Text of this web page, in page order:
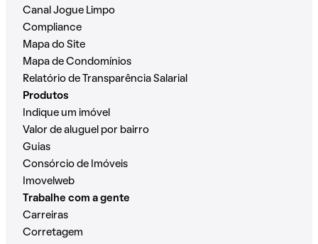
Canal Jogue Limpo
Compliance
Mapa do Site
Mapa de Condomínios
Relatório de Transparência Salarial
Produtos
Indique um imóvel
Valor de aluguel por bairro
Guias
Consórcio de Imóveis
Imovelweb
Trabalhe com a gente
Carreiras
Corretagem